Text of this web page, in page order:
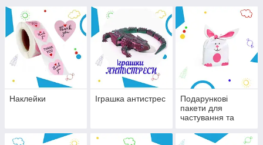
Наклейки Іграшка антистрес
Подарункові
пакети для
частування та